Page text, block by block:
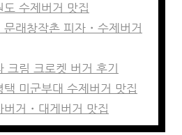
수제버거 맛집
래창작촌 피자・수제버거
크림 크로켓 버거 후기
미군부대 수제버거 맛집
거・대게버거 맛집